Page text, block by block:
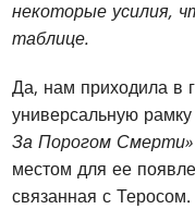
некоторые усилия,
таблице.
Да, нам приходила в
универсальную
За Порогом Смерти»
местом для ее
связанная с